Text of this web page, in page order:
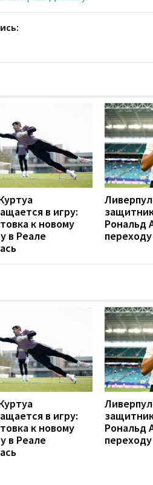
в игру:
к новому
в Реале
Рональд
переходу
в игру:
к новому
в Реале
Рональд
переходу